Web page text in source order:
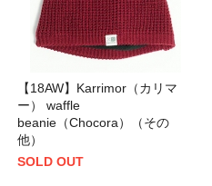
【18AW】Karrimor（カリマ
ー） waffle
beanie（Chocora）（その
他）
SOLD OUT